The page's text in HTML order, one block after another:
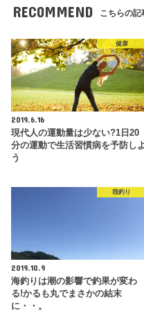
RECOMMEND こちらの記
健康
2019.6.16
現代人の運動量は少ない?1日20
分の運動で生活習慣病を予防しよ
う
筏釣り
2019.10.9
海釣りは潮の影響で釣果が変わ
る!かるも丸でまさかの結末
に・・。